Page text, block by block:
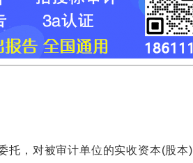
，对被审计单位的实收资本(股本